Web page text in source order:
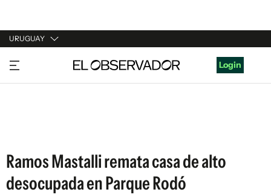
URUGUAY
URUGUAY
ARGENTINA
Login
Ramos Mastalli remata casa de alto
desocupada en Parque Rodó